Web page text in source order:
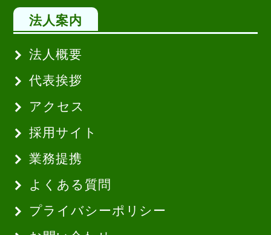
法人案内
法人概要
代表挨拶
アクセス
採用サイト
業務提携
よくある質問
プライバシーポリシー